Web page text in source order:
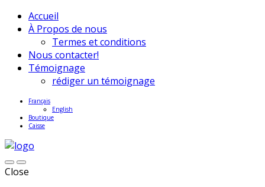
Accueil
À Propos de nous
Termes et conditions
Nous contacter!
Témoignage
rédiger un témoignage
Français
English
Boutique
Caisse
Close